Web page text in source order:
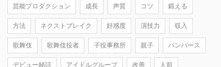
芸能プロダクション 成長 声質 コツ 鍛える
方法 ネクストブレイク 好感度 演技力 収入
歌舞伎 歌舞伎役者 子役事務所 親子 パンパース
デビュー秘話 アイドルグループ 改善 人前